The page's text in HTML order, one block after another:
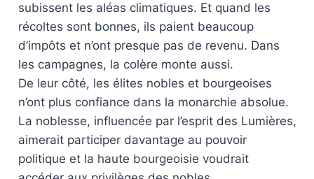
subissent les aléas climatiques. Et quand les
récoltes sont bonnes, ils paient beaucoup
d’impôts et n’ont presque pas de revenu. Dans
les campagnes, la colère monte aussi.
De leur côté, les élites nobles et bourgeoises
n’ont plus confiance dans la monarchie absolue.
La noblesse, influencée par l’esprit des Lumières,
aimerait participer davantage au pouvoir
politique et la haute bourgeoisie voudrait